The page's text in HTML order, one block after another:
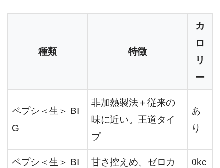
種類 特徴
カ
ロ
リ
ー
ペプシ＜生＞ BI
G
非加熱製法＋従来の
味に近い。王道タイ
プ
あ
り
ペプシ＜生＞ BI
甘さ控えめ、ゼロカ
0kc